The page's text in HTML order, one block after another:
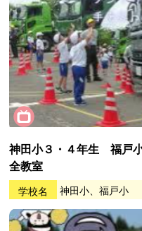
神田小３・４年生 福戸
全教室
学校名 神田小、福戸小